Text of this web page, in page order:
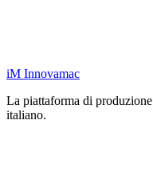
iM Innovamac
La piattaforma di
italiano.